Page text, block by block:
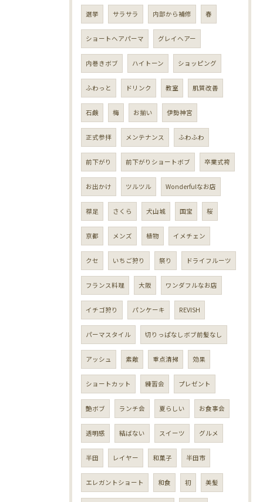
選挙 サラサラ 内部から補修 春
ショートヘアパーマ グレイヘアー
内巻きボブ ハイトーン ショッピング
ふわっと ドリンク 教室 肌質改善
石鹸 梅 お揃い 伊勢神宮
正式参拝 メンテナンス ふわふわ
前下がり 前下がりショートボブ 卒業式袴
お出かけ ツルツル Wonderfulなお店
襟足 さくら 犬山城 国宝 桜
京都 メンズ 植物 イメチェン
クセ いちご狩り 祭り ドライフルーツ
フランス料理 大阪 ワンダフルなお店
イチゴ狩り パンケーキ REVISH
パーマスタイル 切りっぱなしボブ前髪なし
アッシュ 素敵 重点清掃 効果
ショートカット 練習会 プレゼント
艶ボブ ランチ会 夏らしい お食事会
透明感 結ばない スイーツ グルメ
半田 レイヤー 和菓子 半田市
エレガントショート 和食 初 美髪